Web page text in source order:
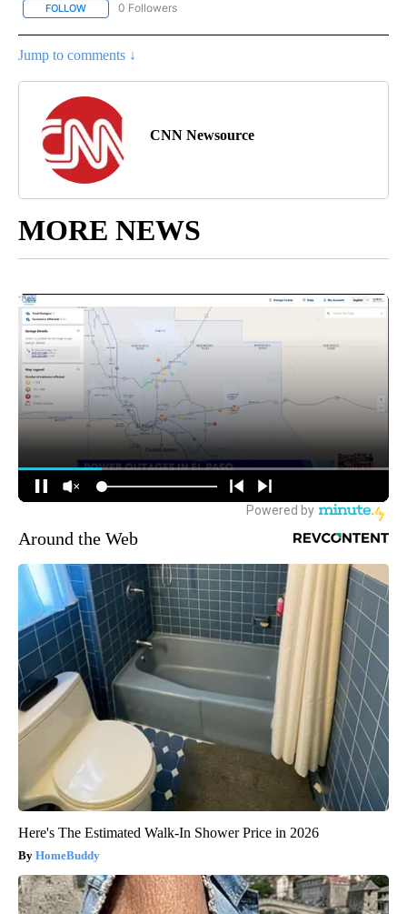
FOLLOW FOLLOW "CNN - SPANISH" TO RECEIVE NOTIFICATIONS ABOUT
0 Followers
Jump to comments ↓
CNN Newsource
MORE NEWS
Around the Web
Here's The Estimated Walk-In Shower Price in 2026
HomeBuddy